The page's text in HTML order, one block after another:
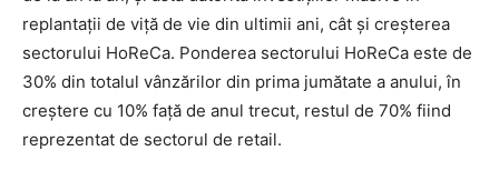
replantații de viță de vie din ultimii ani, cât și creșterea
sectorului HoReCa. Ponderea sectorului HoReCa este de
30% din totalul vânzărilor din prima jumătate a anului, în
creștere cu 10% față de anul trecut, restul de 70% fiind
reprezentat de sectorul de retail.